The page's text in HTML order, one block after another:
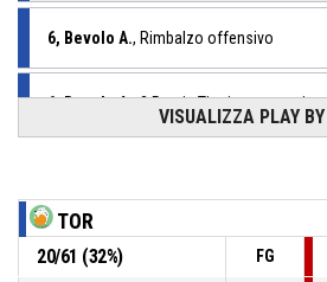
6, Bevolo A., Rimbalzo offensivo
6, Bevolo A., 2 Punti - Tiro in
P4 00:32
52-87
, 2
Il Ponte Casa d'Aste
VISUALIZZA PLAY
TOR
20/61 (32%) FG